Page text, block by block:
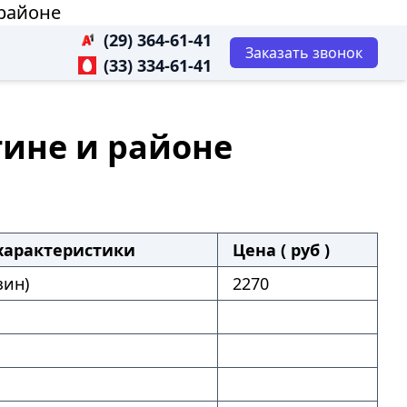
(29) 364-61-41
(33) 334-61-41
Заказать звонок
и районе
Цена ( руб )
2270